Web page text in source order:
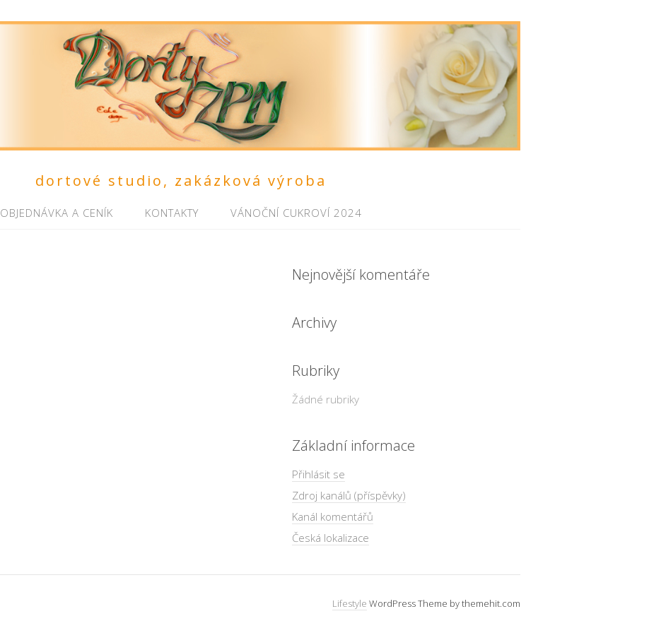
dortové studio, zakázková výroba
OBJEDNÁVKA A CENÍK KONTAKTY VÁNOČNÍ CUKROVÍ 2024
Nejnovější komentáře
Archivy
Rubriky
Žádné rubriky
Základní informace
Přihlásit se
Zdroj kanálů (příspěvky)
Kanál komentářů
Česká lokalizace
Lifestyle WordPress Theme by themehit.com